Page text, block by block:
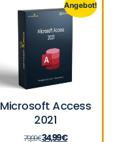
Angebot!
Microsoft Access
2021
79,99€34,99€